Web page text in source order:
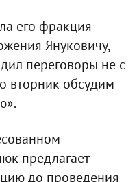
его фракция
Януковичу,
переговоры не с
вторник обсудим
предлагает
до проведения